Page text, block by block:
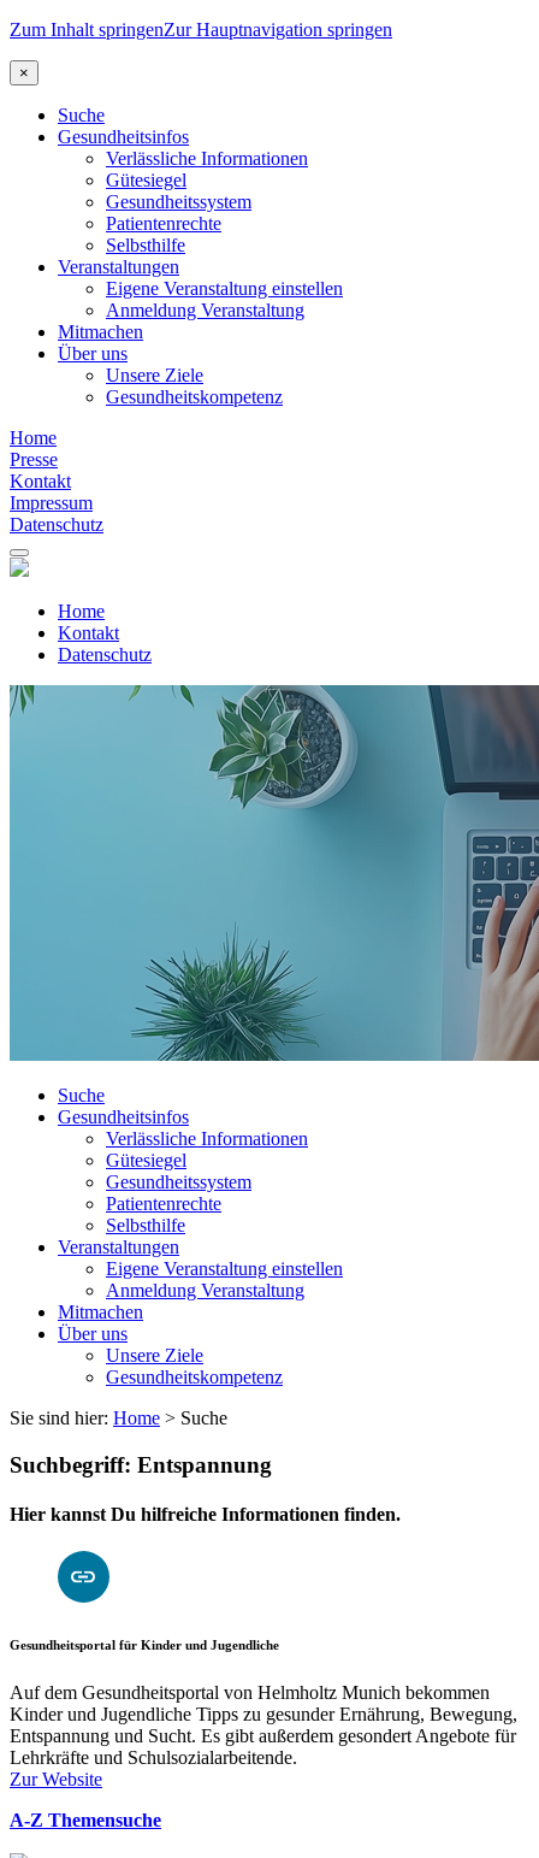
Zum Inhalt springenZur Hauptnavigation springen
×
Suche
Gesundheitsinfos
Verlässliche Informationen
Gütesiegel
Gesundheitssystem
Patientenrechte
Selbsthilfe
Veranstaltungen
Eigene Veranstaltung einstellen
Anmeldung Veranstaltung
Mitmachen
Über uns
Unsere Ziele
Gesundheitskompetenz
Home
Presse
Kontakt
Impressum
Datenschutz
Home
Kontakt
Datenschutz
Suche
Gesundheitsinfos
Verlässliche Informationen
Gütesiegel
Gesundheitssystem
Patientenrechte
Selbsthilfe
Veranstaltungen
Eigene Veranstaltung einstellen
Anmeldung Veranstaltung
Mitmachen
Über uns
Unsere Ziele
Gesundheitskompetenz
Sie sind hier: Home > Suche
Suchbegriff: Entspannung
Hier kannst Du hilfreiche Informationen finden.
Gesundheitsportal für Kinder und Jugendliche
Auf dem Gesundheitsportal von Helmholtz Munich bekommen
Kinder und Jugendliche Tipps zu gesunder Ernährung, Bewegung,
Entspannung und Sucht. Es gibt außerdem gesondert Angebote für
Lehrkräfte und Schulsozialarbeitende.
Zur Website
A-Z Themensuche